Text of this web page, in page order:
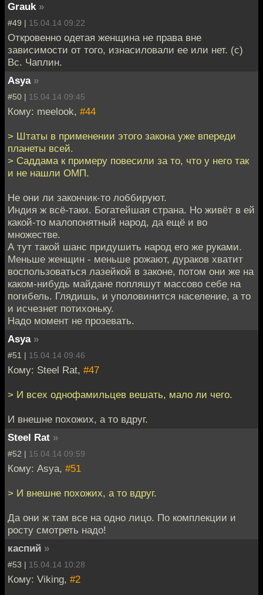
Grauk »
#49 | 15.04.14 09:22
Откровенно одетая женщина не права вне
зависимости от того, изнасиловали ее или нет. (с)
Вс. Чаплин.
Asya »
#50 | 15.04.14 09:45
Кому: meelook, #44
> Штаты в применении этого закона уже впереди
планеты всей.
> Саддама к примеру повесили за то, что у него так
и не нашли ОМП.
Не они ли закончик-то лоббируют.
Индия ж всё-таки. Богатейшая страна. Но живёт в ей
какой-то малопонятный народ, да ещё и во
множестве.
А тут такой шанс придушить народ его же руками.
Меньше женщин - меньше рожают, дураков хватит
воспользоваться лазейкой в законе, потом они же на
каком-нибудь майдане попляшут массово себе на
погибель. Глядишь, и уполовинится население, а то
и исчезнет потихоньку.
Надо момент не прозевать.
Asya »
#51 | 15.04.14 09:46
Кому: Steel Rat, #47
> И всех однофамильцев вешать, мало ли чего.
И внешне похожих, а то вдруг.
Steel Rat »
#52 | 15.04.14 09:59
Кому: Asya, #51
> И внешне похожих, а то вдруг.
Да они ж там все на одно лицо. По комплекции и
росту смотреть надо!
каспий »
#53 | 15.04.14 10:28
Кому: Viking, #2